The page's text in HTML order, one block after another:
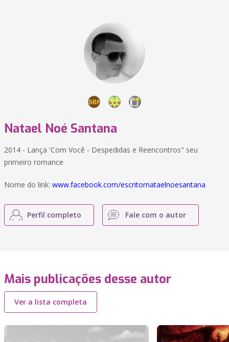
Natael Noé Santana
2014 - Lança 'Com Você - Despedidas e Reencontros" seu
primeiro romance
Nome do link: www.facebook.com/escritornataelnoesantana
Perfil completo Fale com o autor
Mais publicações desse autor
Ver a lista completa